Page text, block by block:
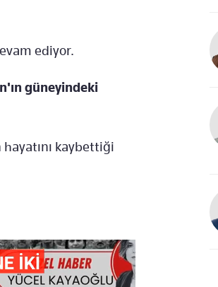
ediyor.
güneyindeki
hayatını kaybettiği